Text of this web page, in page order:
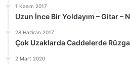
1 Kasım 2017
Uzun İnce Bir Yoldayım – Gitar –
28 Haziran 2017
Çok Uzaklarda Caddelerde
2 Mart 2020